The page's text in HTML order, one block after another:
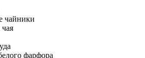
чайники
фарфора